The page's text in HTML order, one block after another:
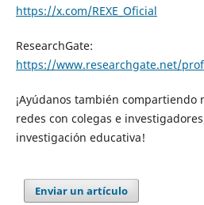
https://x.com/REXE_Oficial
ResearchGate:
https://www.researchgate.net/
¡Ayúdanos también compartiendo
redes con colegas e
investigación educativa!
Enviar un artículo